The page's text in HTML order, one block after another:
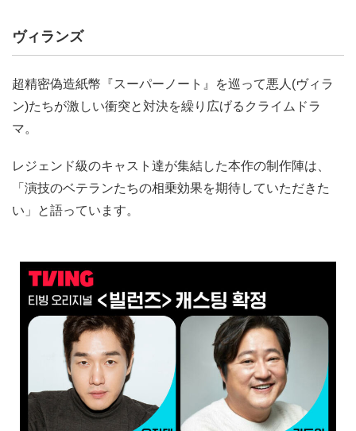
ヴィランズ
超精密偽造紙幣『スーパーノート』を巡って悪人(ヴィラ
ン)たちが激しい衝突と対決を繰り広げるクライムドラ
マ。
レジェンド級のキャスト達が集結した本作の制作陣は、
「演技のベテランたちの相乗効果を期待していただきた
い」と語っています。